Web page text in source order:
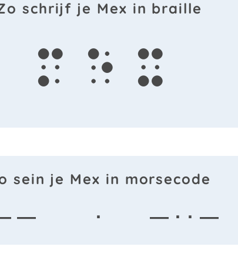
schrijf je Mex in braille
m e x
sein je Mex in morsecode
— · — · · —